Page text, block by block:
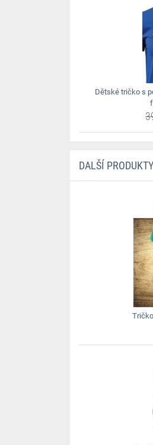
Dětské tričko s
DALŠÍ